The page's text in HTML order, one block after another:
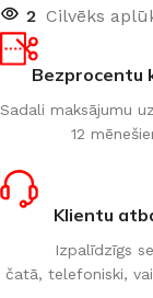
2 Cilvēks
Bezprocentu
Sadali maksājumu
12
Klientu
Izpalīdzīgs
čatā, telefoniski,